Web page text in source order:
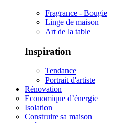
Fragrance - Bougie
Linge de maison
Art de la table
Inspiration
Tendance
Portrait d'artiste
Rénovation
Economique d’énergie
Isolation
Construire sa maison